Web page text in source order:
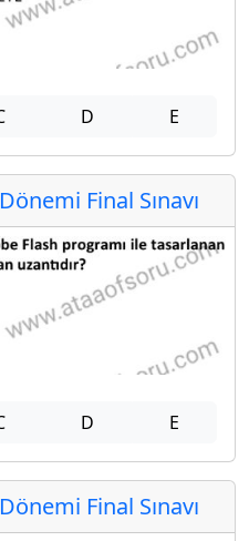
D E
Final Sınavı
D E
Final Sınavı